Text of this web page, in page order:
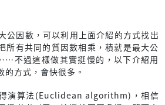
( mut a: i32, b:
公因數，可以利用上面介紹的方式找出
所有共同的質因數相乘，積就是最大公
不過這樣做其實挺慢的，以下介紹用
方式，會快很多。
演算法(Euclidean algorithm)，相信